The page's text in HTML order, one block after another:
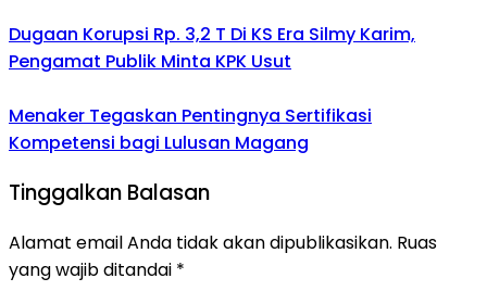
Dugaan Korupsi Rp. 3,2 T Di KS Era Silmy Karim,
Pengamat Publik Minta KPK Usut
Menaker Tegaskan Pentingnya Sertifikasi
Kompetensi bagi Lulusan Magang
Tinggalkan Balasan
Alamat email Anda tidak akan dipublikasikan. Ruas
yang wajib ditandai *